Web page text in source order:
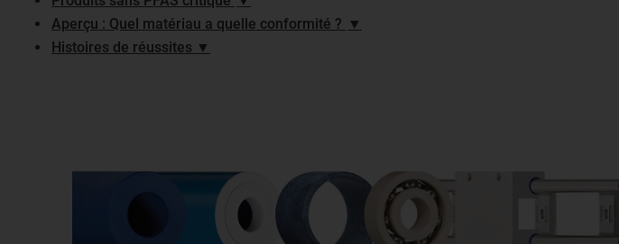
Aperçu : Quel matériau a quelle conformité ? ▼
Histoires de réussites ▼